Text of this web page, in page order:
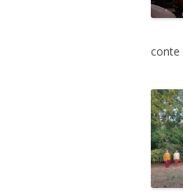
conte